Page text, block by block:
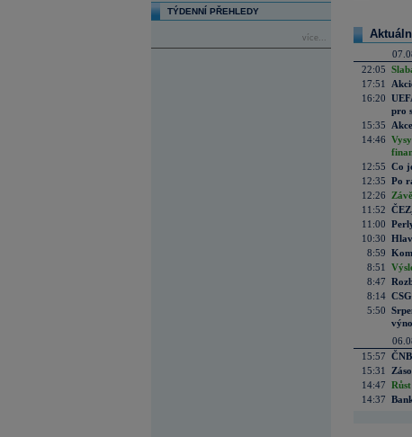
TÝDENNÍ PŘEHLEDY
více...
22:05
17:51
16:20
pro
15:35
14:46
12:55 Co
12:35 Po
12:26
11:52
11:00
10:30
8:59
8:51
8:47
8:14
5:50
15:57
15:31
14:47
14:37